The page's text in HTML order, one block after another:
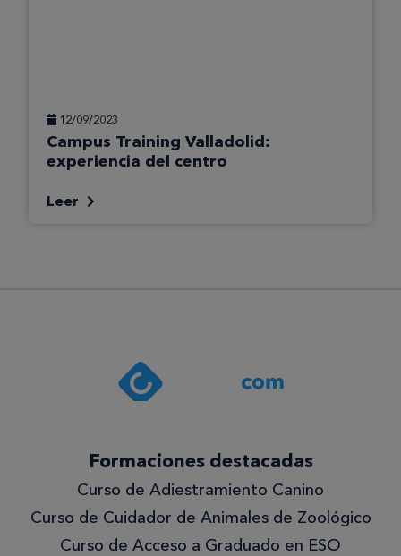
12/09/2023
Campus Training Valladolid:
experiencia del centro
Leer
Formaciones destacadas
Curso de Adiestramiento Canino
Curso de Cuidador de Animales de Zoológico
Curso de Acceso a Graduado en ESO